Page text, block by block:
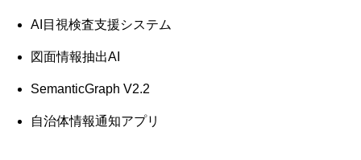
AI目視検査支援システム
図面情報抽出AI
SemanticGraph V2.2
自治体情報通知アプリ